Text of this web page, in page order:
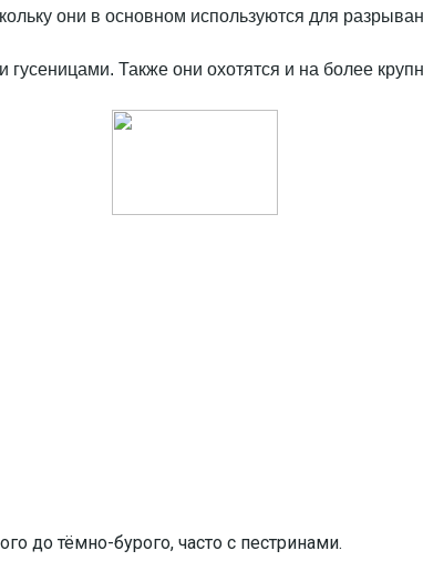
они в основном используются для
Также они охотятся и на более
до тёмно-бурого, часто с пестринами.